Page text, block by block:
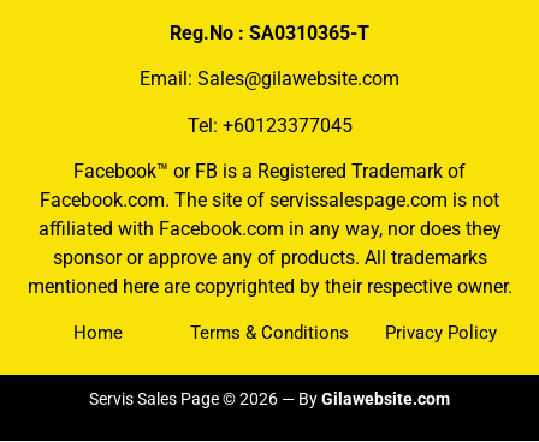
Reg.No : SA0310365-T
Email: Sales@gilawebsite.com
Tel: +60123377045
Facebook™ or FB is a Registered Trademark of
Facebook.com. The site of servissalespage.com is not
affiliated with Facebook.com in any way, nor does they
sponsor or approve any of products. All trademarks
mentioned here are copyrighted by their respective owner.
Home Terms & Conditions Privacy Policy
Servis Sales Page © 2026 — ByGilawebsite.com